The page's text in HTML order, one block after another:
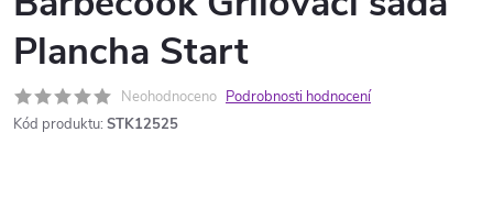
Plancha Start
Neohodnoceno Podrobnosti hodnocení
Kód produktu: STK12525